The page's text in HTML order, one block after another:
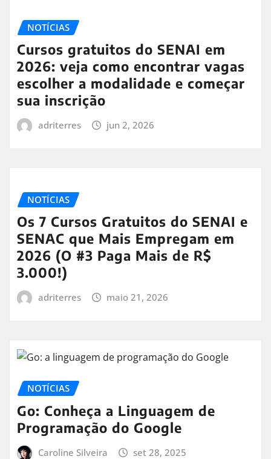
NOTÍCIAS
Cursos gratuitos do SENAI em
2026: veja como encontrar vagas
escolher a modalidade e começar
sua inscrição
adriterres jun 2, 2026
NOTÍCIAS
Os 7 Cursos Gratuitos do SENAI e
SENAC que Mais Empregam em
2026 (O #3 Paga Mais de R$
3.000!)
adriterres maio 21, 2026
NOTÍCIAS
Go: Conheça a Linguagem de
Programação do Google
Caroline Silveira set 28, 2025